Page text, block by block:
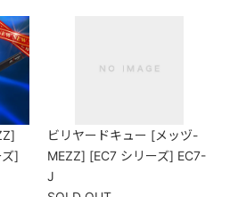
]
ビリヤードキュー [メッヅ-
MEZZ] [EC7 シリーズ] EC7-
J